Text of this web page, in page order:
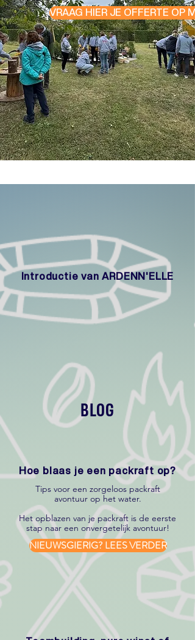
VRAAG HIER JE OFFERTE OP
Introductie van ARDENN'ELLE
BLOG
Hoe blaas je een packraft op?
Tips voor een zorgeloos packraft
avontuur op het water.​
Het opblazen van je packraft is de eerste
stap naar een onvergetelijk avontuur!
NIEUWSGIERIG? LEES VERDER